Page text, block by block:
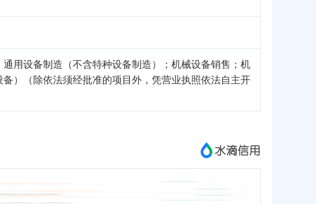
用设备制造（不含特种设备制造）；机械设备销售；机
）（除依法须经批准的项目外，凭营业执照依法自主开